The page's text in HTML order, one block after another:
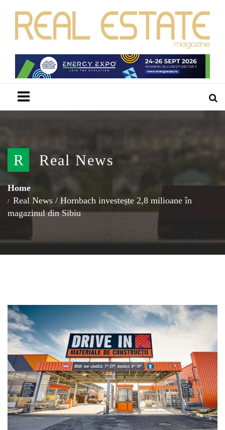
R Real News
Home
Real News / Hornbach investește 2,8 milioane în
magazinul din Sibiu